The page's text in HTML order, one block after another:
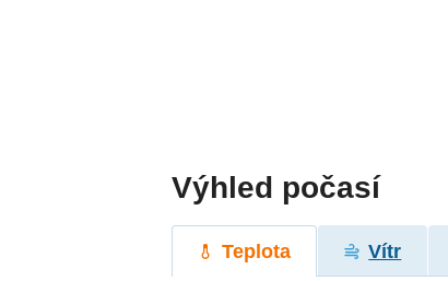
Výhled počasí
Teplota Vítr